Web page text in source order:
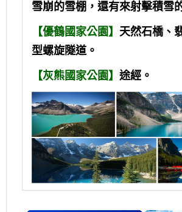
雪崩的雪棚，還有來射擊積雪
【優鶴國家公園】 天然石橋、
型螺旋隧道。
【灰熊國家公園】 途經。